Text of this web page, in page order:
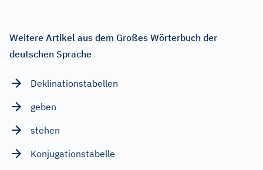
Weitere Artikel aus dem Großes Wörterbuch der
deutschen Sprache
Deklinationstabellen
geben
stehen
Konjugationstabelle